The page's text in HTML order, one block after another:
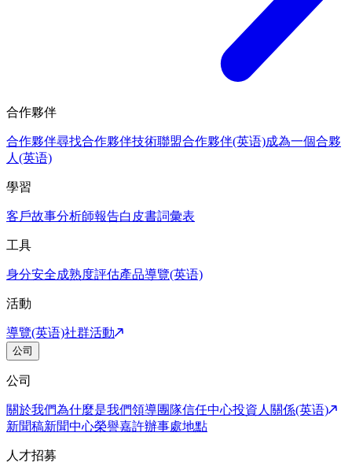
合作夥伴
合作夥伴尋找合作夥伴技術聯盟合作夥伴(英语)成為一個合夥
人(英语)
學習
客戶故事分析師報告白皮書詞彙表
工具
身分安全成熟度評估產品導覽(英语)
活動
導覽(英语)社群活動
公司
公司
關於我們為什麼是我們領導團隊信任中心投資人關係(英语)
新聞稿新聞中心榮譽嘉許辦事處地點
人才招募